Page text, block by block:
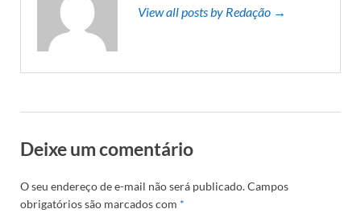
View all posts by Redação →
Deixe um comentário
O seu endereço de e-mail não será publicado.Campos
obrigatórios são marcados com *